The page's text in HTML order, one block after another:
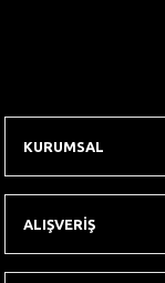
KURUMSAL
ALIŞVERİŞ